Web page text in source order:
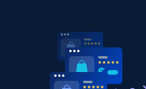
Title, Seller name, Brand,
price, Currency, Availability,